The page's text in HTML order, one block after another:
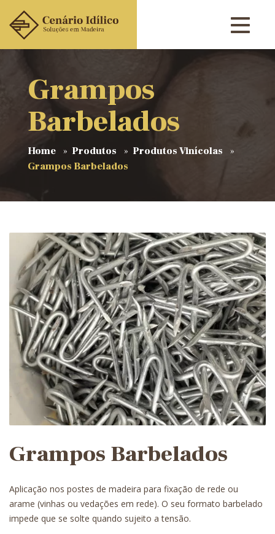
Grampos
Barbelados
Home Produtos
Produtos Vinícolas
Grampos Barbelados
Grampos Barbelados
Aplicação nos postes de madeira para fixação de rede ou
arame (vinhas ou vedações em rede). O seu formato barbelado
impede que se solte quando sujeito a tensão.